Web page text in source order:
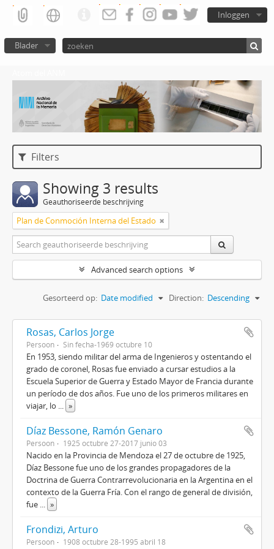
Inloggen
Blader
Filters
Showing 3 results
Geauthoriseerde beschrijving
Plan de Conmoción Interna del Estado
Advanced search options
Gesorteerd op: Date modified Direction: Descending
Rosas, Carlos Jorge
Persoon Sin fecha-1969 octubre 10
En 1953, siendo militar del arma de Ingenieros y ostentando el
grado de coronel, Rosas fue enviado a cursar estudios a la
Escuela Superior de Guerra y Estado Mayor de Francia durante
un período de dos años. Fue uno de los primeros militares en
viajar, lo ... »
Díaz Bessone, Ramón Genaro
Persoon 1925 octubre 27-2017 junio 03
Nacido en la Provincia de Mendoza el 27 de octubre de 1925,
Díaz Bessone fue uno de los grandes propagadores de la
Doctrina de Guerra Contrarrevolucionaria en la Argentina en el
contexto de la Guerra Fría. Con el rango de general de división,
fue ... »
Frondizi, Arturo
Persoon 1908 octubre 28-1995 abril 18